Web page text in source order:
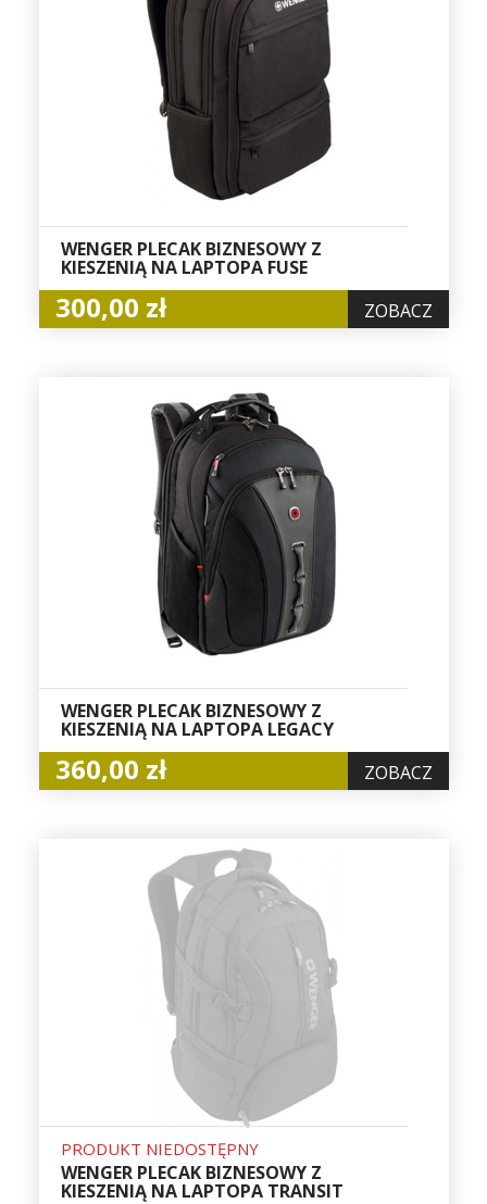
WENGER PLECAK BIZNESOWY Z
KIESZENIĄ NA LAPTOPA FUSE
300,00 zł ZOBACZ
WENGER PLECAK BIZNESOWY Z
KIESZENIĄ NA LAPTOPA LEGACY
360,00 zł ZOBACZ
PRODUKT NIEDOSTĘPNY
WENGER PLECAK BIZNESOWY Z
KIESZENIĄ NA LAPTOPA TRANSIT